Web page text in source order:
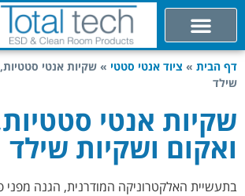
דף הבית » ציוד אנטי סטטי » שקיות אנטי
שילד
שקיות אנטי
ואקום ושקיות שילד
בתעשיית האלקטרוניקה המודרנית, הגנה מפני